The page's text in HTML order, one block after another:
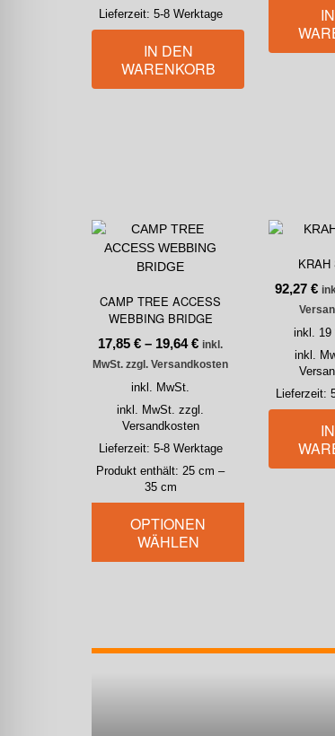
Lieferzeit: 5-8 Werktage
IN DEN
WARENKORB
CAMP TREE ACCESS
WEBBING BRIDGE
17,85€ – 19,64€ inkl.
MwSt. zzgl. Versandkosten
inkl. MwSt.
inkl. MwSt. zzgl.
Versandkosten
Lieferzeit: 5-8 Werktage
Produkt enthält: 25cm –
35 cm
OPTIONEN
WÄHLEN
KRAH
92,27€
inkl. 19
inkl.
Lieferzeit: